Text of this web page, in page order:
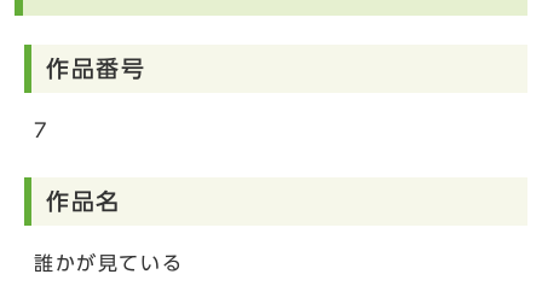
作品番号
7
作品名
誰かが見ている